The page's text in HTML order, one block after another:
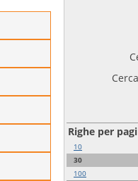
Righe per
10
30
100